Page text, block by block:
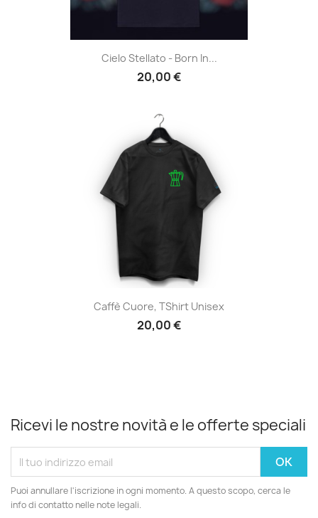
Cielo Stellato - Born In...
20,00 €
Caffè Cuore, TShirt Unisex
20,00 €
Ricevi le nostre novità e le offerte speciali
Puoi annullare l'iscrizione in ogni momento. A questo scopo, cerca le
info di contatto nelle note legali.